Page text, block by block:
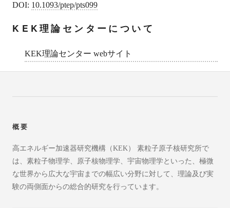
DOI: 10.1093/ptep/pts099
KEK理論センターについて
KEK理論センター webサイト
概要
高エネルギー加速器研究機構（KEK） 素粒子原子核研究所で
は、素粒子物理学、原子核物理学、宇宙物理学といった、極微
な世界から広大な宇宙までの幅広い分野に対して、理論及び実
験の両側面からの総合的研究を行っています。